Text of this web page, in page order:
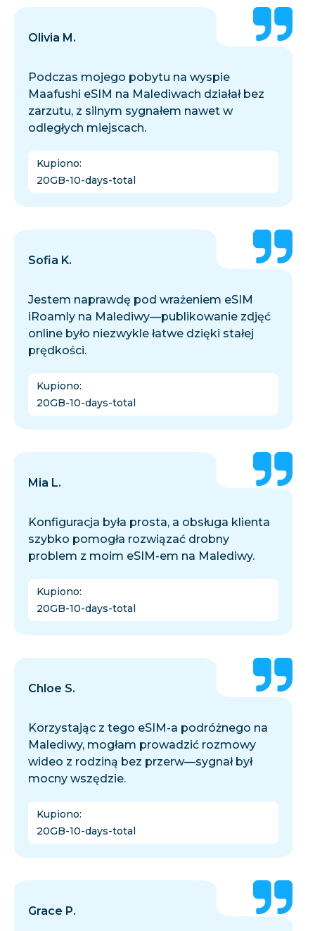
Olivia M.
Podczas mojego pobytu na wyspie
Maafushi eSIM na Malediwach działał bez
zarzutu, z silnym sygnałem nawet w
odległych miejscach.
Kupiono:
20GB-10-days-total
Sofia K.
Jestem naprawdę pod wrażeniem eSIM
iRoamly na Malediwy—publikowanie zdjęć
online było niezwykle łatwe dzięki stałej
prędkości.
Kupiono:
20GB-10-days-total
Mia L.
Konfiguracja była prosta, a obsługa klienta
szybko pomogła rozwiązać drobny
problem z moim eSIM-em na Malediwy.
Kupiono:
20GB-10-days-total
Chloe S.
Korzystając z tego eSIM-a podróżnego na
Malediwy, mogłam prowadzić rozmowy
wideo z rodziną bez przerw—sygnał był
mocny wszędzie.
Kupiono:
20GB-10-days-total
Grace P.